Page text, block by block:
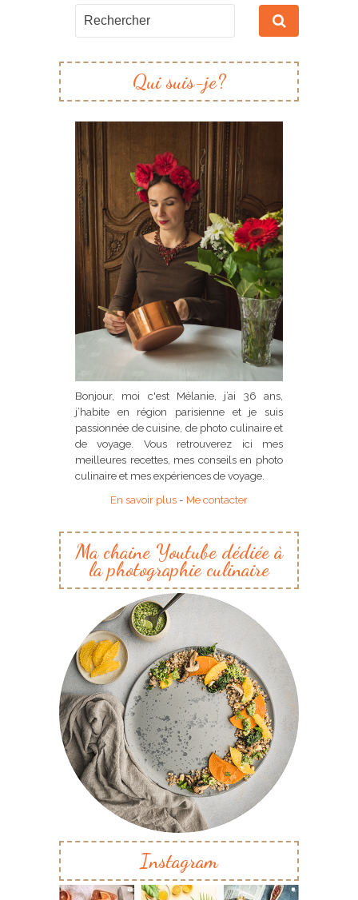
Qui suis-je?
Bonjour, moi c'est Mélanie, j’ai 36 ans,
j’habite en région parisienne et je suis
passionnée de cuisine, de photo culinaire et
de voyage. Vous retrouverez ici mes
meilleures recettes, mes conseils en photo
culinaire et mes expériences de voyage.
En savoir plus - Me contacter
Ma chaine Youtube dédiée à
la photographie culinaire
Instagram